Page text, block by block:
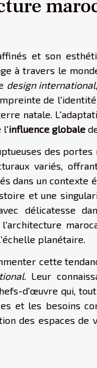
et son
à travers le
design international
de
natale.
l'influence globale
des
variés,
dans un contexte
et une
délicatesse
planétaire.
cette
. Leur
d'œuvre qui,
et les besoins
des espaces de